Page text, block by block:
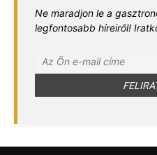
Ne maradjon le a
legfontosabb híreiről!